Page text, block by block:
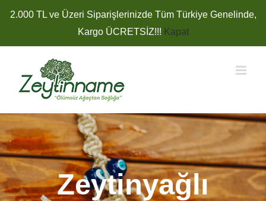
2.000 TL ve Üzeri Siparişlerinizde Tüm Türkiye Genelinde,
Kargo ÜCRETSİZ!!! Kapat
Zeytinyağlı